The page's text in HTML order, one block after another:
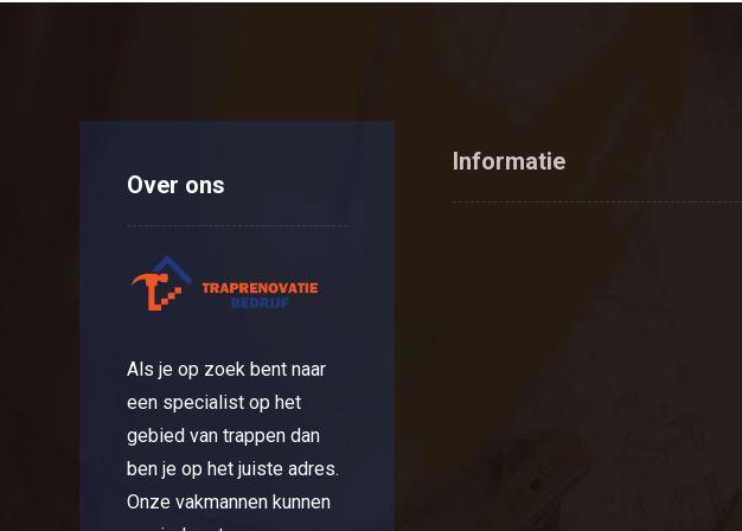
Over ons
Als je op zoek bent naar
een specialist op het
gebied van trappen dan
ben je op het juiste adres.
Onze vakmannen kunnen
Informatie